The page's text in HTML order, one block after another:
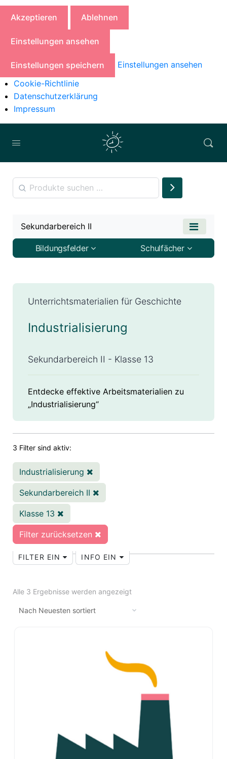
Akzeptieren Ablehnen
Einstellungen ansehen
Einstellungen speichern
Einstellungen ansehen
Cookie-Richtlinie
Datenschutzerklärung
Impressum
Unterrichtsmaterialien für Geschichte
Industrialisierung
Sekundarbereich II - Klasse 13
Entdecke effektive Arbeitsmaterialien zu
„Industrialisierung“
3 Filter sind aktiv:
Industrialisierung
Sekundarbereich II
Klasse 13
Filter zurücksetzen
FILTER EIN INFO EIN
Alle 3 Ergebnisse werden angezeigt
Sekundarbereich II
Bildungsfelder Schulfächer